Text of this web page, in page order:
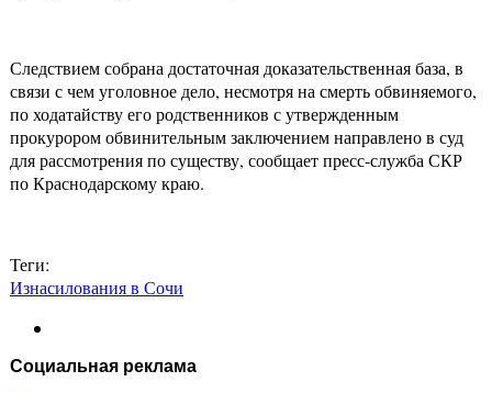
Следствием собрана достаточная доказательственная база, в
связи с чем уголовное дело, несмотря на смерть обвиняемого,
по ходатайству его родственников с утвержденным
прокурором обвинительным заключением направлено в суд
для рассмотрения по существу, сообщает пресс-служба СКР
по Краснодарскому краю.
Теги:
Изнасилования в Сочи
Социальная реклама